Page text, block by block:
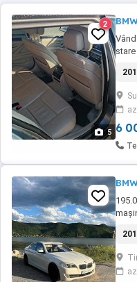
5
2
lichid
6
Bi
zone